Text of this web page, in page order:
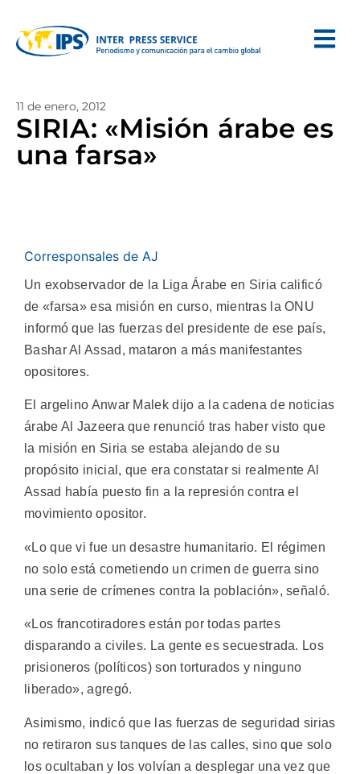
11 de enero, 2012
SIRIA: «Misión árabe es
una farsa»
Corresponsales de AJ
Un exobservador de la Liga Árabe en Siria calificó
de «farsa» esa misión en curso, mientras la ONU
informó que las fuerzas del presidente de ese país,
Bashar Al Assad, mataron a más manifestantes
opositores.
El argelino Anwar Malek dijo a la cadena de noticias
árabe Al Jazeera que renunció tras haber visto que
la misión en Siria se estaba alejando de su
propósito inicial, que era constatar si realmente Al
Assad había puesto fin a la represión contra el
movimiento opositor.
«Lo que vi fue un desastre humanitario. El régimen
no solo está cometiendo un crimen de guerra sino
una serie de crímenes contra la población», señaló.
«Los francotiradores están por todas partes
disparando a civiles. La gente es secuestrada. Los
prisioneros (políticos) son torturados y ninguno
liberado», agregó.
Asimismo, indicó que las fuerzas de seguridad sirias
no retiraron sus tanques de las calles, sino que solo
los ocultaban y los volvían a desplegar una vez que